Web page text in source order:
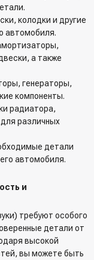
колодки и другие
автомобиля.
а также
генераторы,
компоненты.
радиатора,
различных
детали
автомобиля.
и
требуют особого
детали от
высокой
вы можете быть